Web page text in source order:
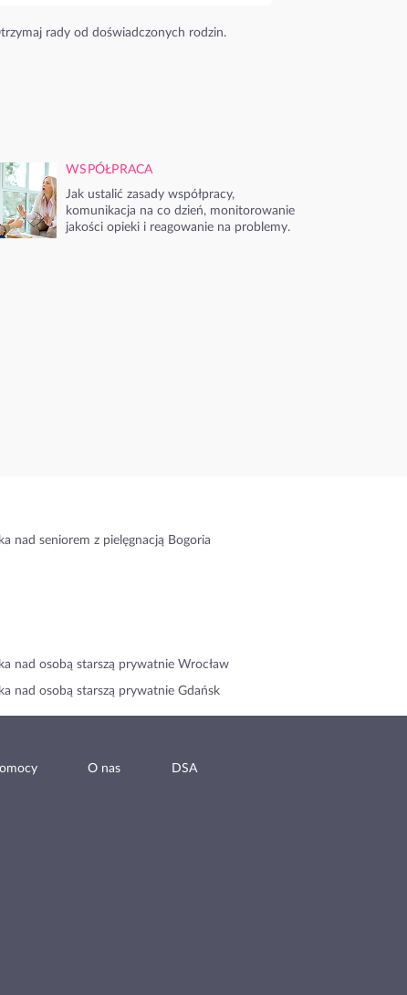
rady od doświadczonych rodzin.
WSPÓŁPRACA
Jak ustalić zasady współpracy,
komunikacja na co dzień, monitorowanie
jakości opieki i reagowanie na problemy.
nad seniorem z pielęgnacją Bogoria
nad osobą starszą prywatnie Wrocław
nad osobą starszą prywatnie Gdańsk
O nas DSA